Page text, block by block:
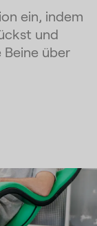
ein, indem
und
Beine über